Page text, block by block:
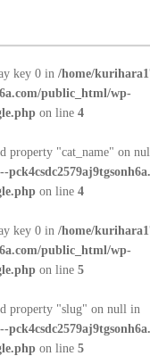
key 0 in /home/
public_html/wp-
on line 4
property "cat_name" on
on line 4
key 0 in /home/
public_html/wp-
on line 5
property "slug" on null in
on line 5